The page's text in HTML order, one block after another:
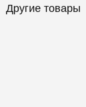
Другие товары